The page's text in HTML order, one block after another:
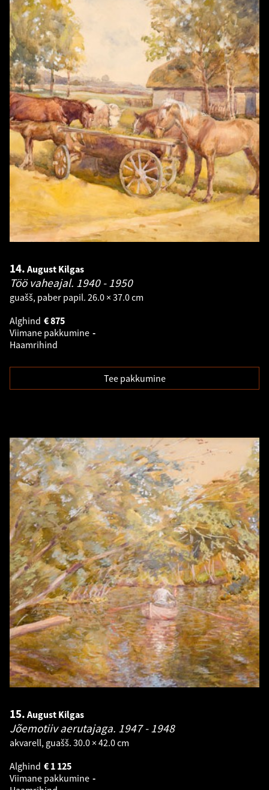
14. August Kilgas
Töö vaheajal. 1940 - 1950
guašš, paber papil. 26.0 × 37.0 cm
Alghind
875
€
Viimane pakkumine -
Haamrihind
Tee pakkumine
15. August Kilgas
Jõemotiiv aerutajaga. 1947 - 1948
akvarell, guašš. 30.0 × 42.0 cm
Alghind
1 125
€
Viimane pakkumine -